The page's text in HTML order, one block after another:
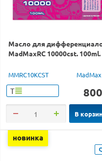
Масло для
MadMaxRC 10000cst. 100ml.
MMRC10KCST
Т 800
В
новинка